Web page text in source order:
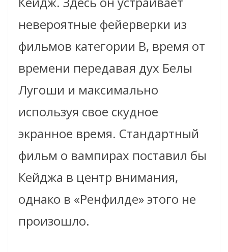
невероятные фейерверки из
фильмов категории B, время от
времени передавая дух Белы
Лугоши и максимально
используя свое скудное
экранное время. Стандартный
фильм о вампирах поставил бы
Кейджа в центр внимания,
однако в «Ренфилде» этого не
произошло.